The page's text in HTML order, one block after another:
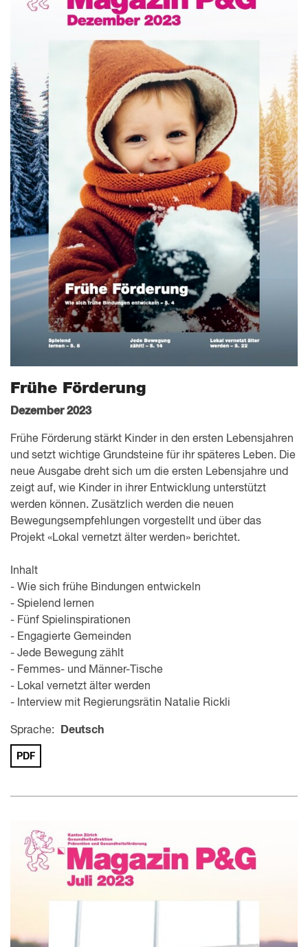
Frühe Förderung
Dezember 2023
Frühe Förderung stärkt Kinder in den ersten Lebensjahren
und setzt wichtige Grundsteine für ihr späteres Leben. Die
neue Ausgabe dreht sich um die ersten Lebensjahre und
zeigt auf, wie Kinder in ihrer Entwicklung unterstützt
werden können. Zusätzlich werden die neuen
Bewegungsempfehlungen vorgestellt und über das
Projekt «Lokal vernetzt älter werden» berichtet.
Inhalt
- Wie sich frühe Bindungen entwickeln
- Spielend lernen
- Fünf Spielinspirationen
- Engagierte Gemeinden
- Jede Bewegung zählt
- Femmes- und Männer-Tische
- Lokal vernetzt älter werden
- Interview mit Regierungsrätin Natalie Rickli
Sprache: Deutsch
PDF